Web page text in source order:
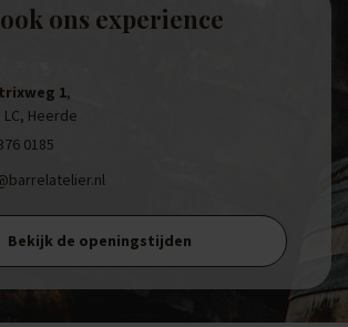
ons experience
1,
LC, Heerde
0185
Bekijk de openingstijden